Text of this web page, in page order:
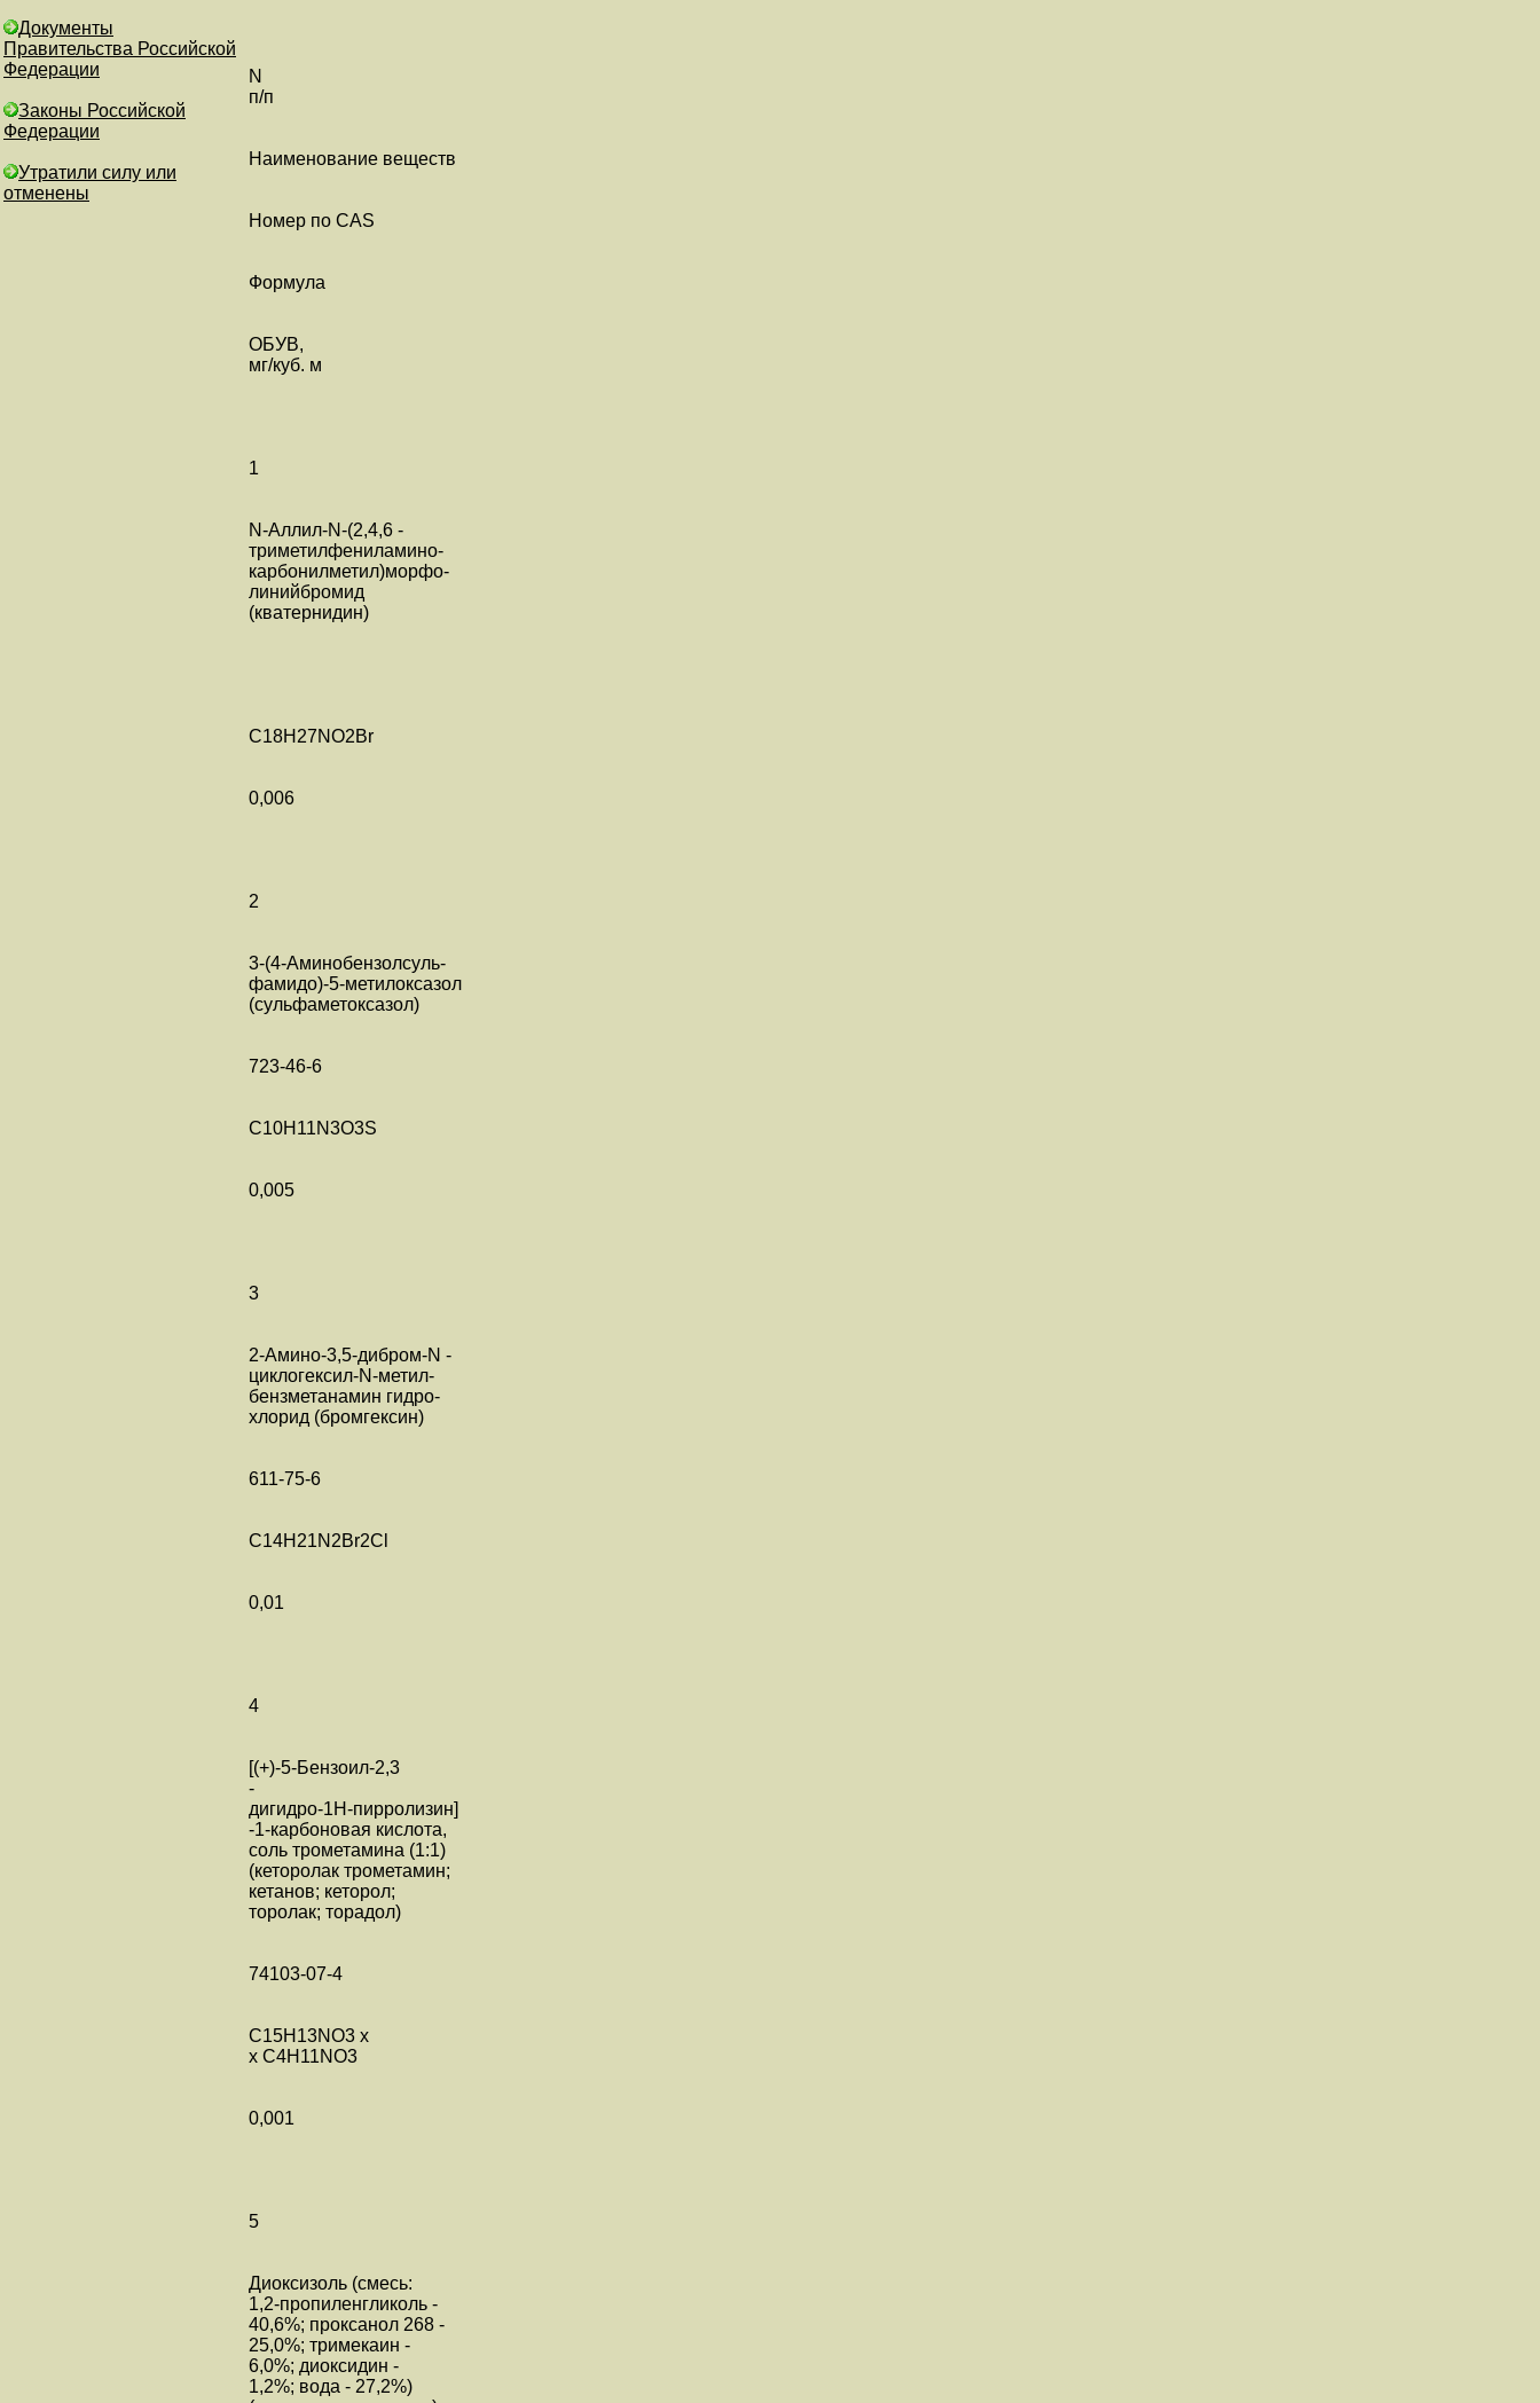
Документы
Правительства Российской
Федерации
Законы Российской
Федерации
Утратили силу или
отменены
N
п/п
Наименование веществ
Номер по CAS
Формула
ОБУВ,
мг/куб. м
1
N-Аллил-N-(2,4,6 -
триметилфениламино-
карбонилметил)морфо-
линийбромид
(кватернидин)
C18H27NO2Br
0,006
2
3-(4-Аминобензолсуль-
фамидо)-5-метилоксазол
(сульфаметоксазол)
723-46-6
C10H11N3O3S
0,005
3
2-Амино-3,5-дибром-N -
циклогексил-N-метил-
бензметанамин гидро-
хлорид (бромгексин)
611-75-6
C14H21N2Br2Cl
0,01
4
[(+)-5-Бензоил-2,3
-
дигидро-1H-пирролизин]
-1-карбоновая кислота,
соль трометамина (1:1)
(кеторолак трометамин;
кетанов; кеторол;
торолак; торадол)
74103-07-4
C15H13NO3 x
x C4H11NO3
0,001
5
Диоксизоль (смесь:
1,2-пропиленгликоль -
40,6%; проксанол 268 -
25,0%; тримекаин -
6,0%; диоксидин -
1,2%; вода - 27,2%)